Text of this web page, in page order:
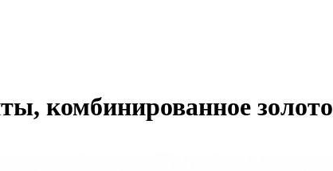
комбинированное золото